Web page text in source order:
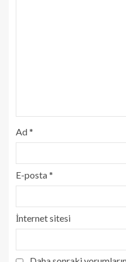
Ad*
E-posta*
İnternet sitesi